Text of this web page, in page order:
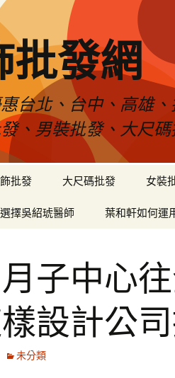
批發網
台北、台中、高雄
、男裝批發、大尺
批發 大尺碼批發 女裝
擇吳紹琥醫師 葉和軒如何運
子中心
設計公
未分類